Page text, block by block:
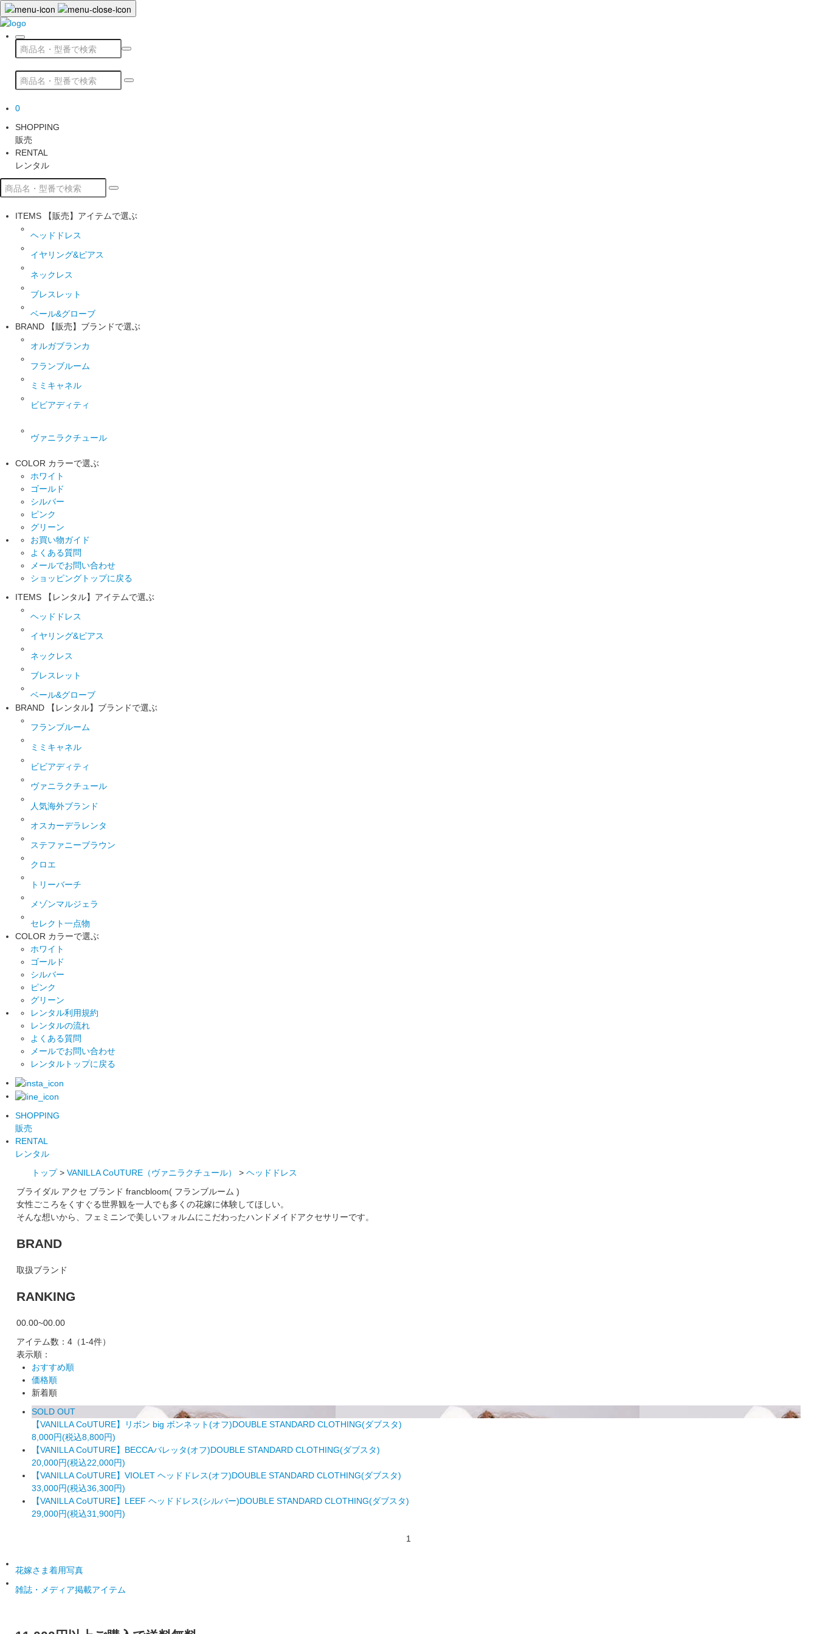
0
SHOPPING
販売
RENTAL
レンタル
ITEMS 【販売】アイテムで選ぶ
ヘッドドレス
イヤリング&ピアス
ネックレス
ブレスレット
ベール&グローブ
BRAND
【販売】ブランドで選ぶ
オルガブランカ
フランブルーム
ミミキャネル
ビビアディティ
ヴァニラクチュール
COLOR カラーで選ぶ
ホワイト
ゴールド
シルバー
ピンク
グリーン
お買い物ガイド
よくある質問
メールでお問い合わせ
ショッピングトップに戻る
ITEMS
【レンタル】アイテムで選ぶ
ヘッドドレス
イヤリング&ピアス
ネックレス
ブレスレット
ベール&グローブ
BRAND
【レンタル】ブランドで選ぶ
フランブルーム
ミミキャネル
ビビアディティ
ヴァニラクチュール
人気海外ブランド
オスカーデラレンタ
ステファニーブラウン
クロエ
トリーバーチ
メゾンマルジェラ
セレクト一点物
COLOR カラーで選ぶ
ホワイト
ゴールド
シルバー
ピンク
グリーン
レンタル利用規約
レンタルの流れ
よくある質問
メールでお問い合わせ
レンタルトップに戻る
SHOPPING
販売
RENTAL
レンタル
トップ > VANILLA CoUTURE（ヴァニラクチュール） > ヘッドドレス
ブライダル アクセ ブランド francbloom( フランブルーム )
女性ごころをくすぐる世界観を一人でも多くの花嫁に体験してほしい。
そんな想いから、フェミニンで美しいフォルムにこだわったハンドメイドアクセサリーです。
BRAND
取扱ブランド
RANKING
00.00~00.00
アイテム数：4（1-4件）
表示順：
おすすめ順
価格順
新着順
SOLD OUT
【VANILLA CoUTURE】リボン big ボンネット(オフ)DOUBLE STANDARD CLOTHING(ダブスタ)
8,000円(税込8,800円)
【VANILLA CoUTURE】BECCAバレッタ(オフ)DOUBLE STANDARD CLOTHING(ダブスタ)
20,000円(税込22,000円)
【VANILLA CoUTURE】VIOLET ヘッドドレス(オフ)DOUBLE STANDARD CLOTHING(ダブスタ)
33,000円(税込36,300円)
【VANILLA CoUTURE】LEEF ヘッドドレス(シルバー)DOUBLE STANDARD CLOTHING(ダブスタ)
29,000円(税込31,900円)
1
花嫁さま着用写真
雑誌・メディア掲載アイテム